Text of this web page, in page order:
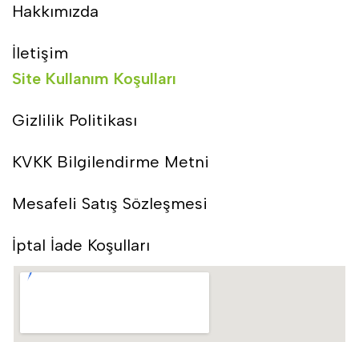
Hakkımızda
İletişim
Site Kullanım Koşulları
Gizlilik Politikası
KVKK Bilgilendirme Metni
Mesafeli Satış Sözleşmesi
İptal İade Koşulları